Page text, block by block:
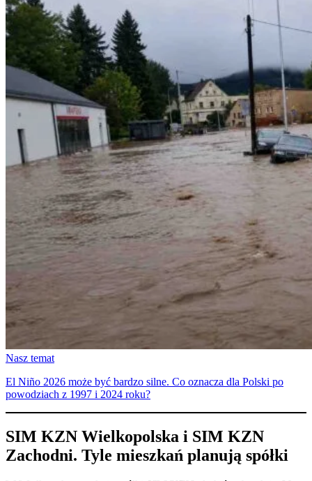
Nasz temat
El Niño 2026 może być bardzo silne. Co oznacza dla Polski po
powodziach z 1997 i 2024 roku?
SIM KZN Wielkopolska i SIM KZN
Zachodni. Tyle mieszkań planują spółki